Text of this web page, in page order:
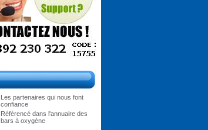
Les partenaires qui nous font
confiance
Référencé dans l'annuaire des
bars à oxygène